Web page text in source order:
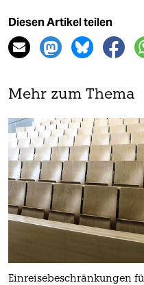
Diesen Artikel teilen
Mehr zum Thema
Einreisebeschränkungen